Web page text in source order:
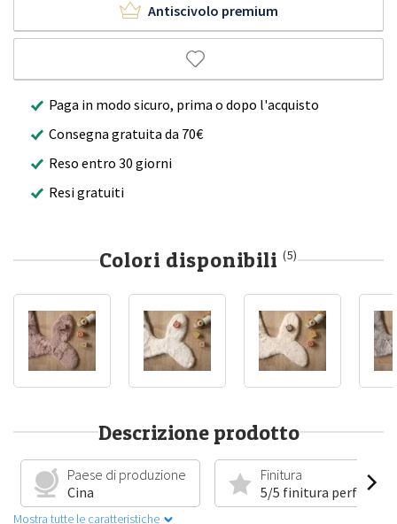
Antiscivolo premium
Paga in modo sicuro, prima o dopo l'acquisto
Consegna gratuita da 70€
Reso entro 30 giorni
Resi gratuiti
Colori disponibili (5)
Descrizione prodotto
Paese di produzione
Cina
Finitura
5/5 finitura perfetta
Mostra tutte le caratteristiche